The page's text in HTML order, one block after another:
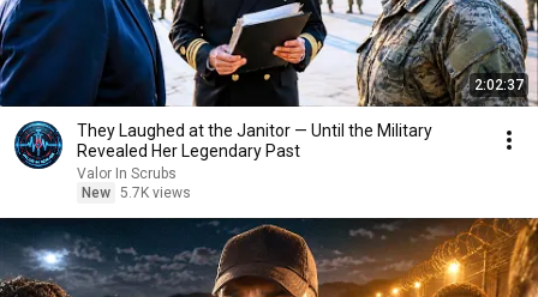
2:02:37
They Laughed at the Janitor — Until the Military
Revealed Her Legendary Past
Valor In Scrubs
New 5.7K views